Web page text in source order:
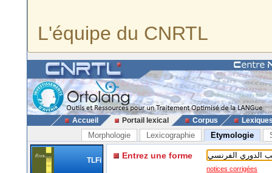
L'équipe du CNRTL
Accueil Portail lexical Corpus
Morphologie Lexicographie Etymologie
TLFi Entrez une forme
notices corrigées